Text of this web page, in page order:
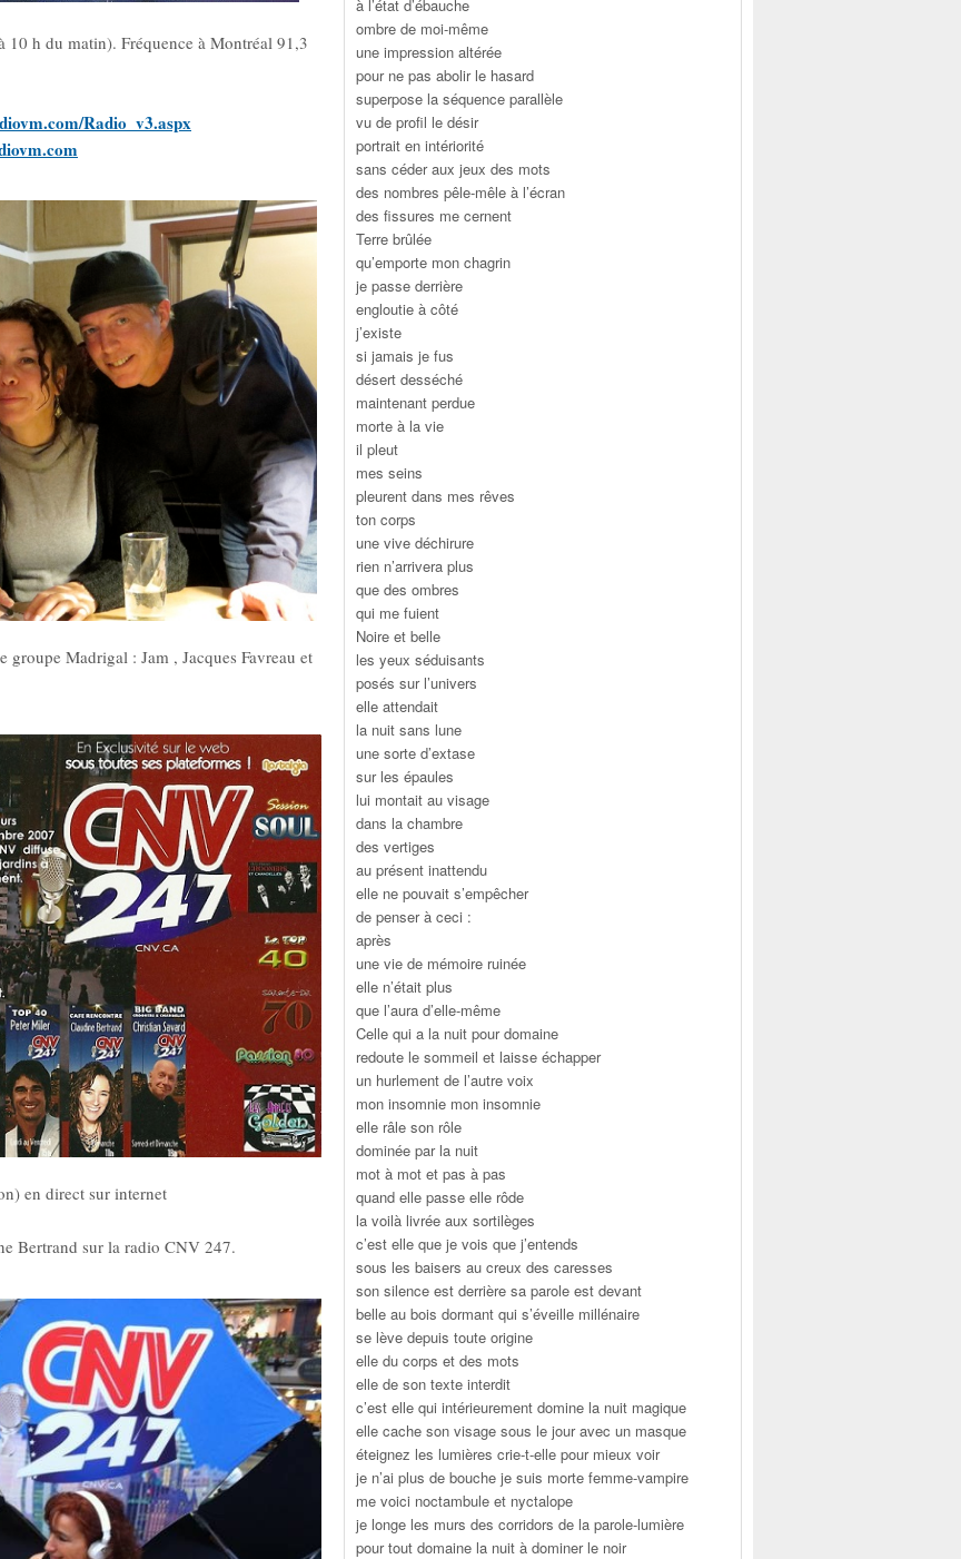
h du matin). Fréquence à Montréal 91,3
Radio_v3.aspx
Madrigal : Jam , Jacques Favreau et
en direct sur internet
Bertrand sur la radio CNV 247.
à l’état d’ébauche
ombre de moi-même
une impression altérée
pour ne pas abolir le hasard
superpose la séquence parallèle
vu de profil le désir
portrait en intériorité
sans céder aux jeux des mots
des nombres pêle-mêle à l’écran
des fissures me cernent
Terre brûlée
qu’emporte mon chagrin
je passe derrière
engloutie à côté
j’existe
si jamais je fus
désert desséché
maintenant perdue
morte à la vie
il pleut
mes seins
pleurent dans mes rêves
ton corps
une vive déchirure
rien n’arrivera plus
que des ombres
qui me fuient
Noire et belle
les yeux séduisants
posés sur l’univers
elle attendait
la nuit sans lune
une sorte d’extase
sur les épaules
lui montait au visage
dans la chambre
des vertiges
au présent inattendu
elle ne pouvait s’empêcher
de penser à ceci :
après
une vie de mémoire ruinée
elle n’était plus
que l’aura d’elle-même
Celle qui a la nuit pour domaine
redoute le sommeil et laisse échapper
un hurlement de l’autre voix
mon insomnie mon insomnie
elle râle son rôle
dominée par la nuit
mot à mot et pas à pas
quand elle passe elle rôde
la voilà livrée aux sortilèges
c’est elle que je vois que j’entends
sous les baisers au creux des caresses
son silence est derrière sa parole est devant
belle au bois dormant qui s’éveille millénaire
se lève depuis toute origine
elle du corps et des mots
elle de son texte interdit
c’est elle qui intérieurement domine la nuit magique
elle cache son visage sous le jour avec un masque
éteignez les lumières crie-t-elle pour mieux voir
je n’ai plus de bouche je suis morte femme-vampire
me voici noctambule et nyctalope
je longe les murs des corridors de la parole-lumière
pour tout domaine la nuit à dominer le noir